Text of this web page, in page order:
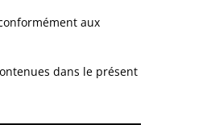
aux
dans le présent